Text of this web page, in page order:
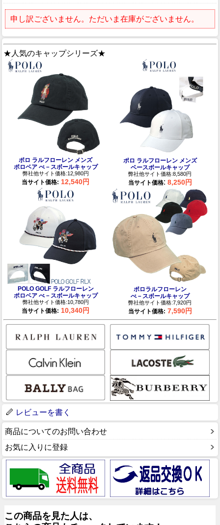
申し訳ございません。ただいま在庫がございません。
★人気のキャップシリーズ★
ポロ ラルフローレン メンズ
ポロベア べ－スボールキャップ
弊社他サイト価格:12,980円
当サイト価格: 12,540円
ポロ ラルフローレン メンズ
ベースボールキャップ
弊社他サイト価格:8,580円
当サイト価格: 8,250円
POLO GOLF ラルフローレン
ポロベア べ－スボールキャップ
弊社他サイト価格:10,780円
当サイト価格: 10,340円
ポロラルフローレン
べ－スボールキャップ
弊社他サイト価格:7,920円
当サイト価格: 7,590円
レビューを書く
商品についてのお問い合わせ
お気に入りに登録
この商品を見た人は、